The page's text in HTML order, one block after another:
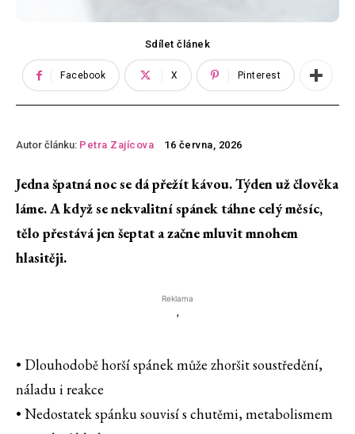
Sdílet článek
Facebook X Pinterest
Autor článku: Petra Zajícova 16 června, 2026
Jedna špatná noc se dá přežít kávou. Týden už člověka
láme. A když se nekvalitní spánek táhne celý měsíc,
tělo přestává jen šeptat a začne mluvit mnohem
hlasitěji.
Reklama
'
• Dlouhodobě horší spánek může zhoršit soustředění,
náladu i reakce
• Nedostatek spánku souvisí s chutěmi, metabolismem